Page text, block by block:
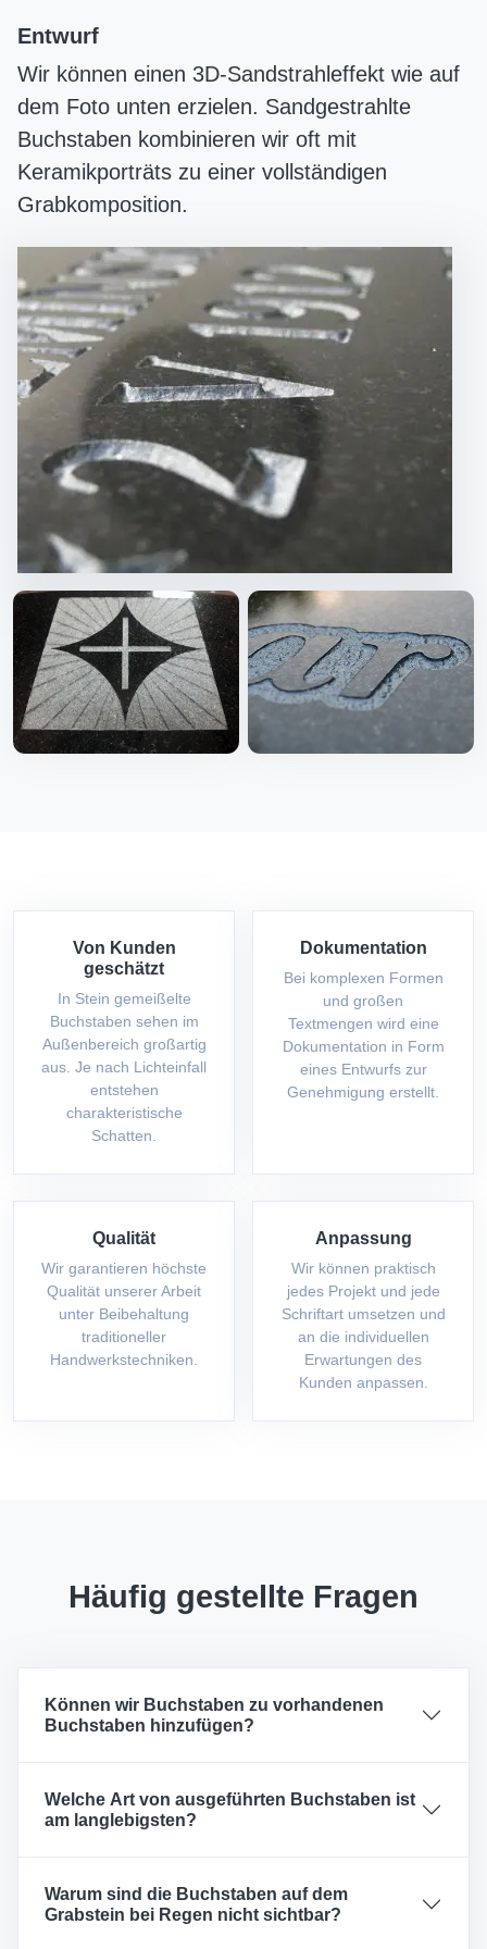
Entwurf
Wir können einen 3D-Sandstrahleffekt wie auf
dem Foto unten erzielen. Sandgestrahlte
Buchstaben kombinieren wir oft mit
Keramikporträts zu einer vollständigen
Grabkomposition.
Von Kunden
geschätzt
In Stein gemeißelte
Buchstaben sehen im
Außenbereich großartig
aus. Je nach Lichteinfall
entstehen
charakteristische
Schatten.
Dokumentation
Bei komplexen Formen
und großen
Textmengen wird eine
Dokumentation in Form
eines Entwurfs zur
Genehmigung erstellt.
Qualität
Wir garantieren höchste
Qualität unserer Arbeit
unter Beibehaltung
traditioneller
Handwerkstechniken.
Anpassung
Wir können praktisch
jedes Projekt und jede
Schriftart umsetzen und
an die individuellen
Erwartungen des
Kunden anpassen.
Häufig gestellte Fragen
Können wir Buchstaben zu vorhandenen
Buchstaben hinzufügen?
Welche Art von ausgeführten Buchstaben ist
am langlebigsten?
Warum sind die Buchstaben auf dem
Grabstein bei Regen nicht sichtbar?